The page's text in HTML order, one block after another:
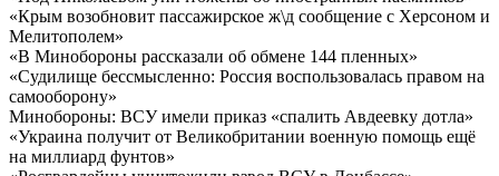
«Крым возобновит пассажирское ж\д сообщение с Херсоном и
Мелитополем»
«В Минобороны рассказали об обмене 144 пленных»
«Судилище бессмысленно: Россия воспользовалась правом на
самооборону»
Минобороны: ВСУ имели приказ «спалить Авдеевку дотла»
«Украина получит от Великобритании военную помощь ещё
на миллиард фунтов»